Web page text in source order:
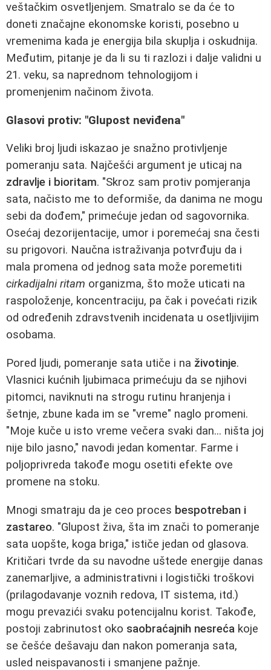
veštačkim osvetljenjem. Smatralo se da će to
doneti značajne ekonomske koristi, posebno u
vremenima kada je energija bila skuplja i oskudnija.
Međutim, pitanje je da li su ti razlozi i dalje validni u
21. veku, sa naprednom tehnologijom i
promenjenim načinom života.
Glasovi protiv: "Glupost neviđena"
Veliki broj ljudi iskazao je snažno protivljenje
pomeranju sata. Najčešći argument je uticaj na
zdravlje i bioritam. "Skroz sam protiv pomjeranja
sata, načisto me to deformiše, da danima ne mogu
sebi da dođem," primećuje jedan od sagovornika.
Osećaj dezorijentacije, umor i poremećaj sna česti
su prigovori. Naučna istraživanja potvrđuju da i
mala promena od jednog sata može poremetiti
cirkadijalni ritam organizma, što može uticati na
raspoloženje, koncentraciju, pa čak i povećati rizik
od određenih zdravstvenih incidenata u osetljivijim
osobama.
Pored ljudi, pomeranje sata utiče i na životinje.
Vlasnici kućnih ljubimaca primećuju da se njihovi
pitomci, naviknuti na strogu rutinu hranjenja i
šetnje, zbune kada im se "vreme" naglo promeni.
"Moje kuče u isto vreme večera svaki dan... ništa joj
nije bilo jasno," navodi jedan komentar. Farme i
poljoprivreda takođe mogu osetiti efekte ove
promene na stoku.
Mnogi smatraju da je ceo proces bespotreban i
zastareo. "Glupost živa, šta im znači to pomeranje
sata uopšte, koga briga," ističe jedan od glasova.
Kritičari tvrde da su navodne uštede energije danas
zanemarljive, a administrativni i logistički troškovi
(prilagodavanje voznih redova, IT sistema, itd.)
mogu prevazići svaku potencijalnu korist. Takođe,
postoji zabrinutost oko saobraćajnih nesreća koje
se češće dešavaju dan nakon pomeranja sata,
usled neispavanosti i smanjene pažnje.